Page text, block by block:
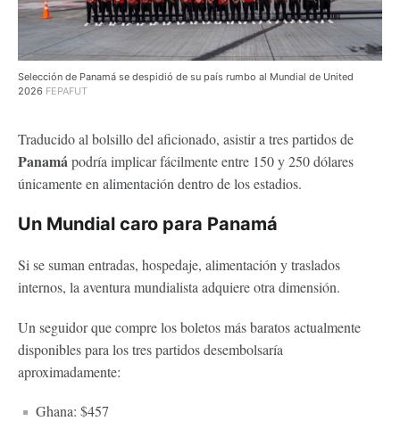
Selección de Panamá se despidió de su país rumbo al Mundial de United
2026 FEPAFUT
Traducido al bolsillo del aficionado, asistir a tres partidos de
Panamápodría implicar fácilmente entre 150 y 250 dólares
únicamente en alimentación dentro de los estadios.
Un Mundial caro para Panamá
Si se suman entradas, hospedaje, alimentación y traslados
internos, la aventura mundialista adquiere otra dimensión.
Un seguidor que compre los boletos más baratos actualmente
disponibles para los tres partidos desembolsaría
aproximadamente:
Ghana: $457